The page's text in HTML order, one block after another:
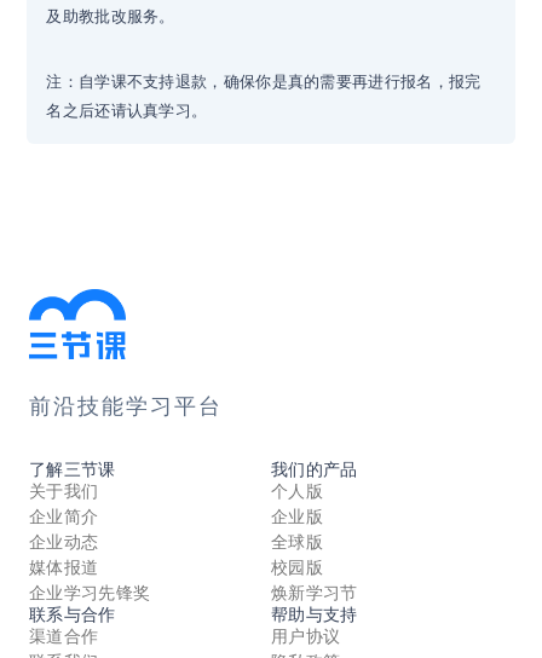
及助教批改服务。
注：自学课不支持退款，确保你是真的需要再进行报名，报完
名之后还请认真学习。
前沿技能学习平台
了解三节课
关于我们
企业简介
企业动态
媒体报道
企业学习先锋奖
我们的产品
个人版
企业版
全球版
校园版
焕新学习节
联系与合作
渠道合作
帮助与支持
用户协议